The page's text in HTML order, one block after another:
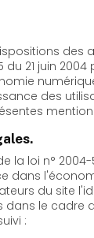
des
21 juin 2004
numérique,
des
présentes
la loi n° 2004-
l'économie
du site
dans le cadre
: